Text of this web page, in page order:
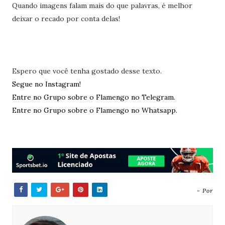
Quando imagens falam mais do que palavras, é melhor
deixar o recado por conta delas!
Espero que você tenha gostado desse texto.
Segue no Instagram!
Entre no Grupo sobre o Flamengo no Telegram.
Entre no Grupo sobre o Flamengo no Whatsapp.
- Por